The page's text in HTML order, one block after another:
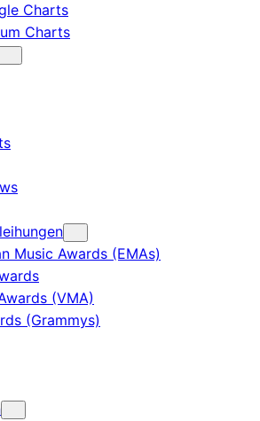
Charts
Charts
Music Awards (EMAs)
(VMA)
(Grammys)